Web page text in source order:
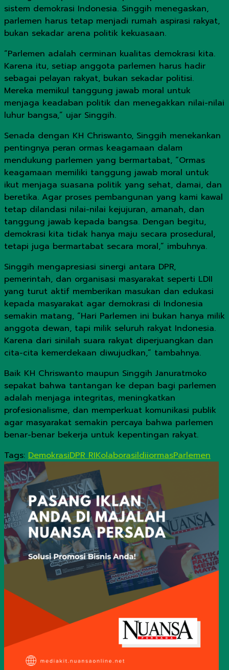
sistem demokrasi Indonesia. Singgih menegaskan,
parlemen harus tetap menjadi rumah aspirasi rakyat,
bukan sekadar arena politik kekuasaan.
“Parlemen adalah cerminan kualitas demokrasi kita.
Karena itu, setiap anggota parlemen harus hadir
sebagai pelayan rakyat, bukan sekadar politisi.
Mereka memikul tanggung jawab moral untuk
menjaga keadaban politik dan menegakkan nilai-nilai
luhur bangsa,” ujar Singgih.
Senada dengan KH Chriswanto, Singgih menekankan
pentingnya peran ormas keagamaan dalam
mendukung parlemen yang bermartabat, “Ormas
keagamaan memiliki tanggung jawab moral untuk
ikut menjaga suasana politik yang sehat, damai, dan
beretika. Agar proses pembangunan yang kami kawal
tetap dilandasi nilai-nilai kejujuran, amanah, dan
tanggung jawab kepada bangsa. Dengan begitu,
demokrasi kita tidak hanya maju secara prosedural,
tetapi juga bermartabat secara moral,” imbuhnya.
Singgih mengapresiasi sinergi antara DPR,
pemerintah, dan organisasi masyarakat seperti LDII
yang turut aktif memberikan masukan dan edukasi
kepada masyarakat agar demokrasi di Indonesia
semakin matang, “Hari Parlemen ini bukan hanya milik
anggota dewan, tapi milik seluruh rakyat Indonesia.
Karena dari sinilah suara rakyat diperjuangkan dan
cita-cita kemerdekaan diwujudkan,” tambahnya.
Baik KH Chriswanto maupun Singgih Januratmoko
sepakat bahwa tantangan ke depan bagi parlemen
adalah menjaga integritas, meningkatkan
profesionalisme, dan memperkuat komunikasi publik
agar masyarakat semakin percaya bahwa parlemen
benar-benar bekerja untuk kepentingan rakyat.
Tags: DemokrasiDPR RIKolaborasildiiormasParlemen